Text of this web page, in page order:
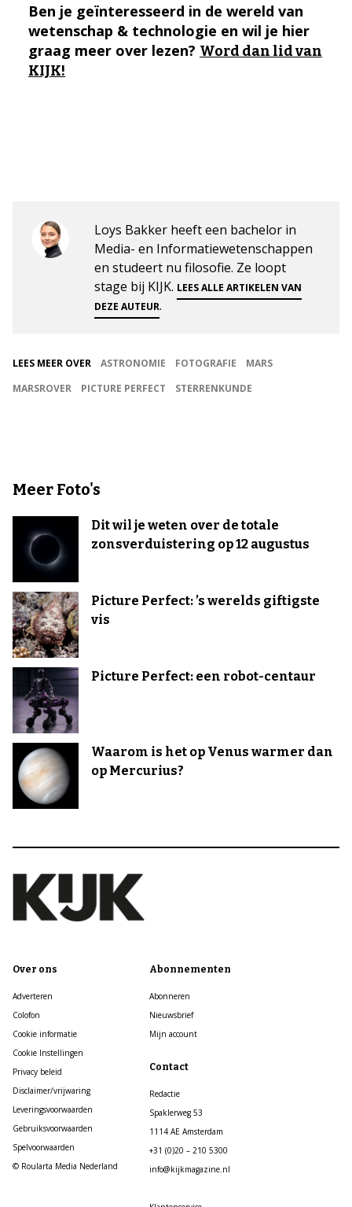
Ben je geïnteresseerd in de wereld van
wetenschap & technologie en wil je hier
graag meer over lezen? Word dan lid van
KIJK!
Loys Bakker heeft een bachelor in
Media- en Informatiewetenschappen
en studeert nu filosofie. Ze loopt
stage bij KIJK. LEES ALLE ARTIKELEN VAN
DEZE AUTEUR.
LEES MEER OVER ASTRONOMIE FOTOGRAFIE
MARS
MARSROVER
PICTURE PERFECT STERRENKUNDE
Meer Foto's
Dit wil je weten over de totale
zonsverduistering op 12 augustus
Picture Perfect: ’s werelds giftigste
vis
Picture Perfect: een robot-centaur
Waarom is het op Venus warmer dan
op Mercurius?
Over ons
Adverteren
Colofon
Cookie informatie
Cookie Instellingen
Privacy beleid
Disclaimer/vrijwaring
Leveringsvoorwaarden
Gebruiksvoorwaarden
Spelvoorwaarden
© Roularta Media Nederland
Abonnementen
Abonneren
Nieuwsbrief
Mijn account
Contact
Redactie
Spaklerweg 53
1114 AE Amsterdam
+31 (0)20 – 210 5300
info@kijkmagazine.nl